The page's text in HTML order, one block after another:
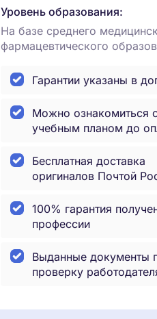
Уровень образования:
На базе среднего
фармацевтического
Гарантии указаны в
Можно ознакомиться
учебным планом до
Бесплатная доставка
оригиналов Почтой
100% гарантия
профессии
Выданные документы
проверку